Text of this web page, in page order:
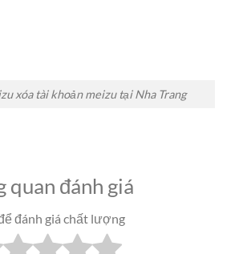
xóa tài khoản meizu tại Nha Trang
quan đánh giá
đánh giá chất lượng